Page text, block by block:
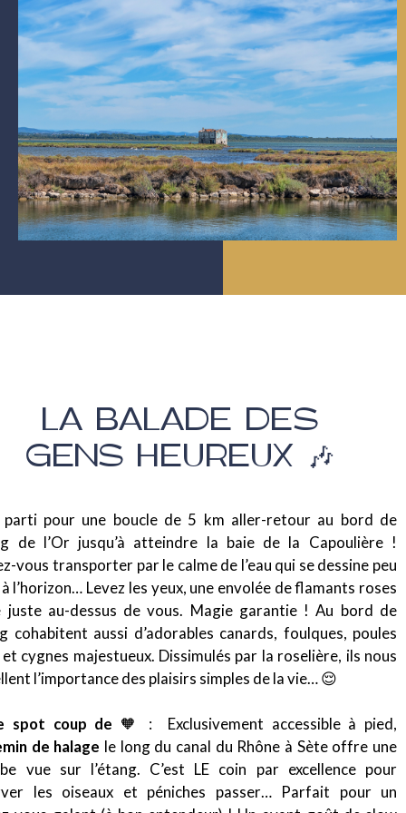
LA BALADE DES
GENS HEUREUX 🎶
parti pour une boucle de 5 km aller-retour au bord de
de l’Or jusqu’à atteindre la baie de la Capoulière !
vous transporter par le calme de l’eau qui se dessine peu
l’horizon… Levez les yeux, une envolée de flamants roses
juste au-dessus de vous. Magie garantie ! Au bord de
cohabitent aussi d’adorables canards, foulques, poules
et cygnes majestueux. Dissimulés par la roselière, ils nous
l’importance des plaisirs simples de la vie… 😌
spot coup de 🧡 : Exclusivement accessible à pied,
de halage le long du canal du Rhône à Sète offre une
vue sur l’étang. C’est LE coin par excellence pour
les oiseaux et péniches passer… Parfait pour un